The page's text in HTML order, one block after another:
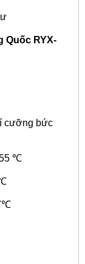
Quốc RYX-
cưỡng bức
55 ℃